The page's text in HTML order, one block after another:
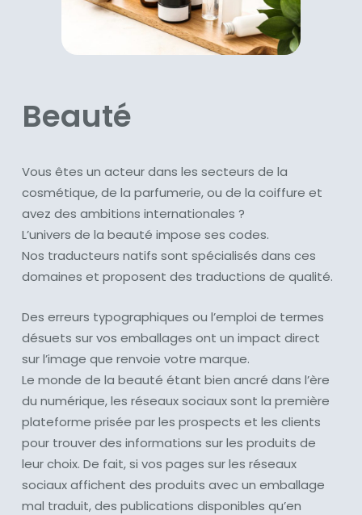
Beauté
Vous êtes un acteur dans les secteurs de la
cosmétique, de la parfumerie, ou de la coiffure et
avez des ambitions internationales ?
L’univers de la beauté impose ses codes.
Nos traducteurs natifs sont spécialisés dans ces
domaines et proposent des traductions de qualité.
Des erreurs typographiques ou l’emploi de termes
désuets sur vos emballages ont un impact direct
sur l’image que renvoie votre marque.
Le monde de la beauté étant bien ancré dans l’ère
du numérique, les réseaux sociaux sont la première
plateforme prisée par les prospects et les clients
pour trouver des informations sur les produits de
leur choix. De fait, si vos pages sur les réseaux
sociaux affichent des produits avec un emballage
mal traduit, des publications disponibles qu’en